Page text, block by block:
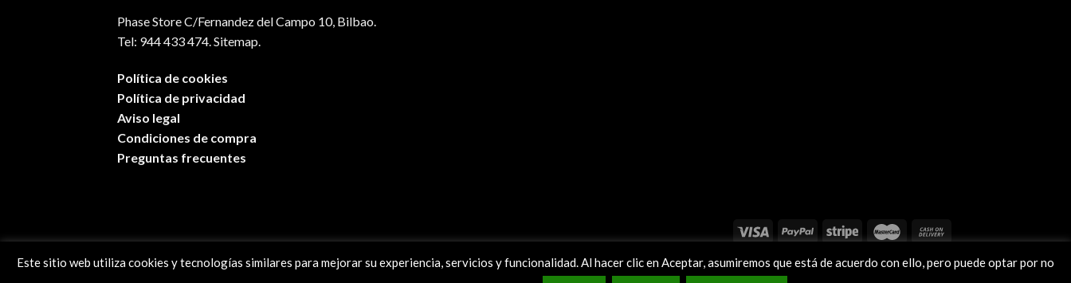
Phase Store C/Fernandez del Campo 10, Bilbao.
Tel: 944 433 474.Sitemap.
Política de cookies
Política de privacidad
Aviso legal
Condiciones de compra
Preguntas frecuentes
Este sitio web utiliza cookies y tecnologías similares para mejorar su experiencia, servicios y funcionalidad. Al hacer clic en Aceptar, asumiremos que está de acuerdo con ello, pero puede optar por no